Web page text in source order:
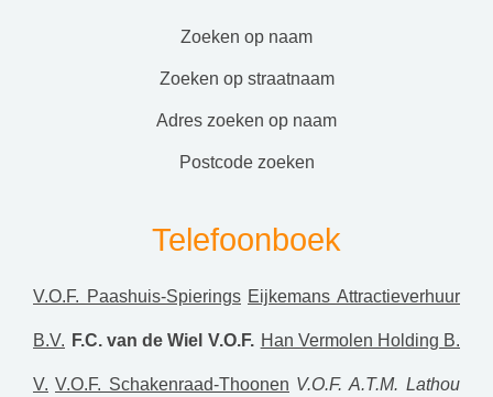
zoeken op naam
zoeken op straatnaam
adres zoeken op naam
postcode zoeken
Telefoonboek
V.O.F. Paashuis-Spierings Eijkemans Attractieverhuur
B.V. F.C. van de Wiel V.O.F. Han Vermolen Holding B.
V. V.O.F. Schakenraad-Thoonen V.O.F. A.T.M. Lathou